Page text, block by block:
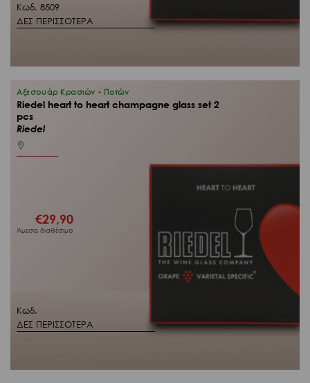
Κωδ. 8509
ΔΕΣ ΠΕΡΙΣΣΟΤΕΡΑ
Κωδ.
ΔΕΣ ΠΕΡΙΣΣΟΤΕΡΑ
Αξεσουάρ Κρασιών - Ποτών
Riedel heart to heart champagne glass set 2
pcs
Riedel
€29,90
Άμεσα διαθέσιμο